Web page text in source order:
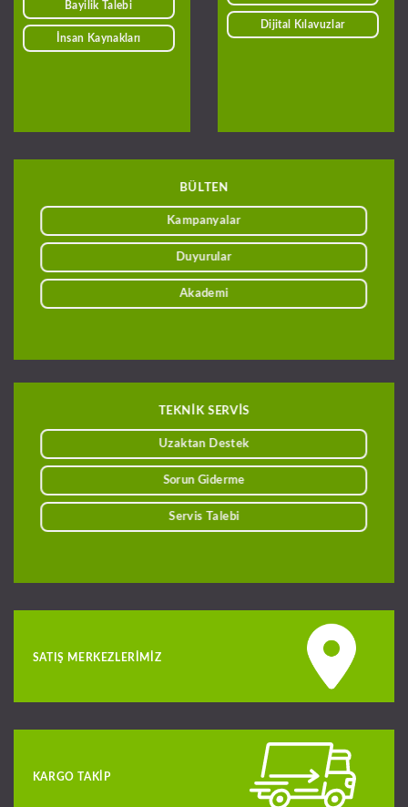
Bayilik Talebi
İnsan Kaynakları
Dijital Kılavuzlar
BÜLTEN
Kampanyalar
Duyurular
Akademi
TEKNİK SERVİS
Uzaktan Destek
Sorun Giderme
Servis Talebi
SATIŞ MERKEZLERIMIZ
KARGO TAKIP